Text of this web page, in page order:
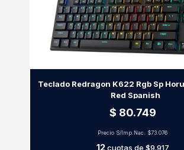
Teclado Redragon K622 Rgb Sp
Red Spanish
$ 80.749
Precio S/Imp.Nac. $73.076
12cuotas de $9.917